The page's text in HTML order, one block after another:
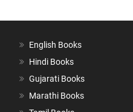
English Books
Hindi Books
Gujarati Books
Marathi Books